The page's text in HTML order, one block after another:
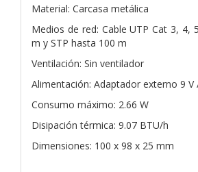
Material: Carcasa metálica
Medios de red: Cable UTP Cat 3, 4,
m y STP hasta 100 m
Ventilación: Sin ventilador
Alimentación: Adaptador externo 9 V
Consumo máximo: 2.66 W
Disipación térmica: 9.07 BTU/h
Dimensiones: 100 x 98 x 25 mm